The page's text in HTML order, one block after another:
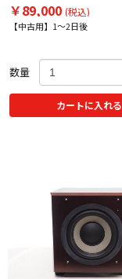
￥89,000 (税込)
【中古用】1～2日後
数量
カートに入れる